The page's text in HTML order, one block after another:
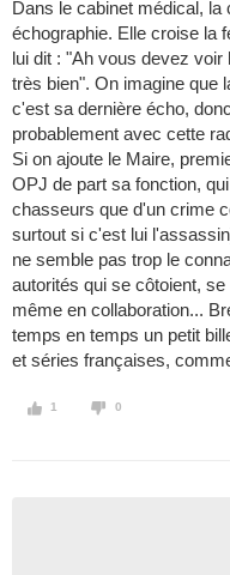
Dans le cabinet médical, la
échographie. Elle croise la
lui dit : "Ah vous devez
très bien". On imagine que
c'est sa dernière écho,
probablement avec cette
Si on ajoute le Maire,
OPJ de part sa fonction,
chasseurs que d'un crime
surtout si c'est lui
ne semble pas trop le
autorités qui se côtoient,
même en collaboration...
temps en temps un petit
et séries françaises,
1 0